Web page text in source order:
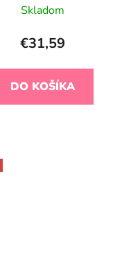
obojstranná, lesní
Skladom
€31,59
DO KOŠÍKA